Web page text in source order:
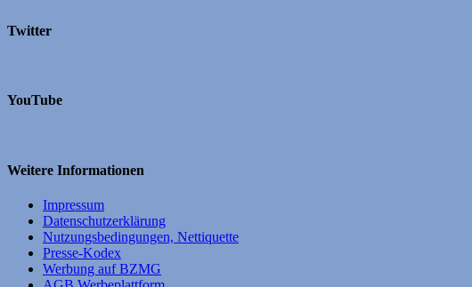
Twitter
YouTube
Weitere Informationen
Impressum
Datenschutzerklärung
Nutzungsbedingungen, Nettiquette
Presse-Kodex
Werbung auf BZMG